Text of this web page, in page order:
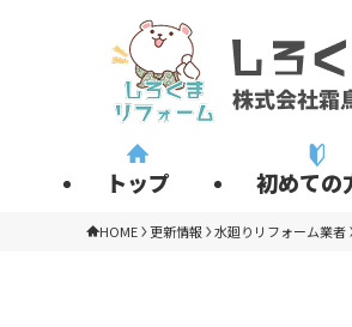
トップ 初めての
HOME 更新情報 水廻りリフォーム業者